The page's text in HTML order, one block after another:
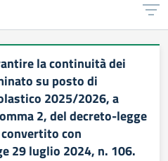
la continuità dei
su posto di
2025/2026, a
2, del decreto-legge
con
29 luglio 2024, n. 106.